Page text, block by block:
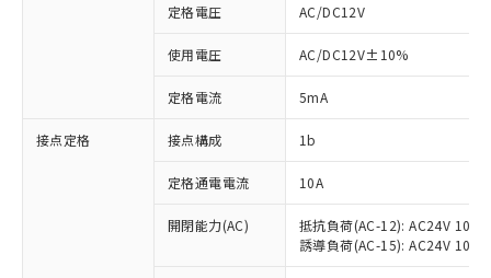
定格電圧 AC/DC12V
使用電圧 AC/DC12V±10%
定格電流 5mA
接点定格 接点構成 1b
定格通電電流 10A
開閉能力(AC)
抵抗負荷(AC-12): AC24V 10A/
誘導負荷(AC-15): AC24V
ご利用条件
以下の条件をお読みいただき、同意のうえ
対応済み：EU RoHS指令（10物質）の
非含有に対応した製品が提供可能な商品で
す。
対応予定：EU RoHS指令（10物質）の非含
有に対応した製品に切り替える予定のある
対応予定なし：EU RoHS指令（10物質）の
非含有に非対応の商品で、対応品を出す予